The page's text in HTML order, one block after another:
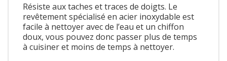
Résiste aux taches et traces de doigts. Le
revêtement spécialisé en acier inoxydable est
facile à nettoyer avec de l’eau et un chiffon
doux, vous pouvez donc passer plus de temps
à cuisiner et moins de temps à nettoyer.